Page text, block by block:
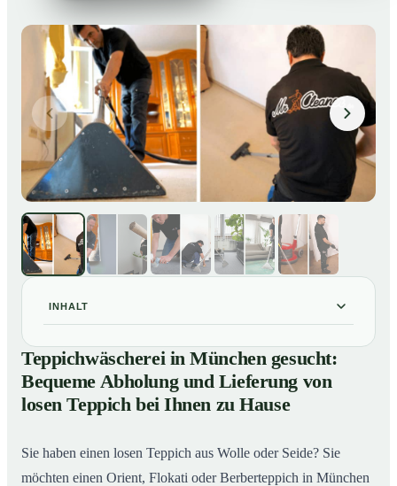
INHALT
01Teppichwäscherei in München gesucht: Bequeme
Abholung und Lieferung von losen Teppich bei Ihnen
zu Hause
02 Einblick in unsere Teppichwäscherei in München
Teppichwäscherei in München gesucht:
Bequeme Abholung und Lieferung von
losen Teppich bei Ihnen zu Hause
Sie haben einen losen Teppich aus Wolle oder Seide? Sie
möchten einen Orient, Flokati oder Berberteppich in München